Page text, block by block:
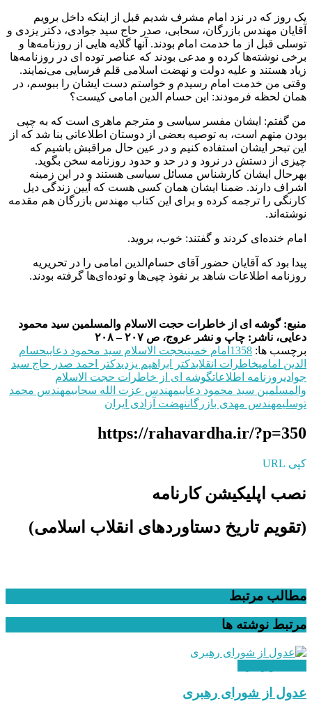
یک روز که در نزد امام مشرف شدیم قبل از اینکه داخل برویم
آقایان مهندس بازرگان، سحابی، صدر حاج سید جوادی، دکتر یزدی و
توسلی قبل از ما خدمت امام بودند. آنها گلایه هایی از روزنامه‌ها و
برخی نوشته‌ها کرده و مدعی بودند که عناصر توده ای در روزنامه‌ها
زیاد هستند و علیه دولت و نهضت اسلامی قلم فرسایی می‌نمایند.
وقتی من خدمت امام رسیدم و خواستم دست ایشان را ببوسم، در
همان لحظه فرمودند: این حسام الدین امامی کیست؟
من گفتم: ایشان مفسر سیاسی و مترجم ماهری است که به چپی
بودن متهم است، به توصیه بعضی از دوستان اطلاعاتی بنا شد که از
این تبحر ایشان استفاده کنیم و در عین حال مراقبش باشیم که
چیزی از دستش در نرود و در حد و حدود روزنامه سخن بگوید.
بهرحال ایشان کارشناس مسائل سیاسی هستند و در این زمینه
اشراف دارند. ضمنا ایشان همان کسی هست که آیین زندگی دیل
کارنگی را ترجمه کرده و برای این کتاب مهندس بازرگان هم مقدمه
نوشته‌اند.
امام خنده‌ای کردند و گفتند: خوب، بروید.
پیدا بود که آقایان حضور آقای حسام‌الدین امامی را در تحریریه
روزنامه اطلاعات شاهد بر نفوذ چپی‌ها و توده‌ای‌ها گرفته بودند.
منبع: گوشه ای از خاطرات حجت الاسلام والمسلمین سید محمود
دعایی، ناشر: چاپ و نشر عروج، ص ۲۰۷ – ۲۰۸
برچسب ها: 1358 امام خمینیحجت‌ الاسلام سید محمود دعاییحسام‌
الدین امامیخاطرات انقلابدکتر ابراهیم یزدیدکتر احمد صدر حاج سید
جوادیروزنامه اطلاعاتگوشه ای از خاطرات حجت الاسلام
والمسلمین سید محمود دعاییمهندس عزت الله سحابیمهندس محمد
توسلیمهندس مهدی بازرگاننهضت آزادی ایران
https://rahavardha.ir/?p=350
کپی URL
نصب اپلیکیشن کارنامه
(تقویم تاریخ دستاوردهای انقلاب اسلامی​)
مطالب مرتبط
مرتبط نوشته ها
عدول از شورای رهبری